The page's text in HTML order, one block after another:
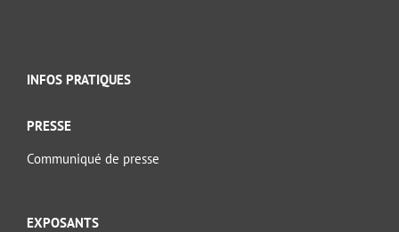
INFOS PRATIQUES
PRESSE
Communiqué de presse
EXPOSANTS